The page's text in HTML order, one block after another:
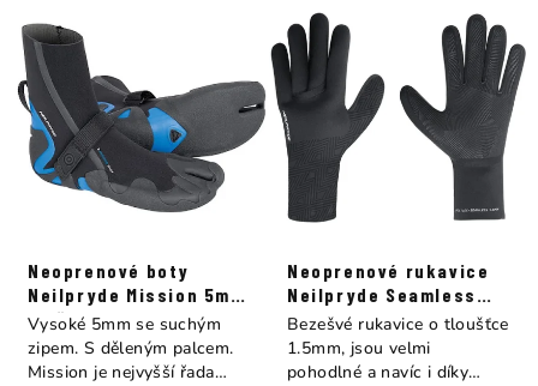
Neoprenové boty
Neilpryde Mission 5mm
s děleným palcem
Vysoké 5mm se suchým
zipem. S děleným palcem.
Mission je nejvyšší řada
Neoprenové rukavice
Neilpryde Seamless
Glove 1.5mm
Bezešvé rukavice o tloušťce
1.5mm, jsou velmi
pohodlné a navíc i díky